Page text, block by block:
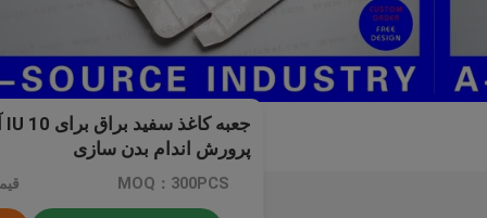
پرورش اندام بدن سازی
MOQ：300PCS